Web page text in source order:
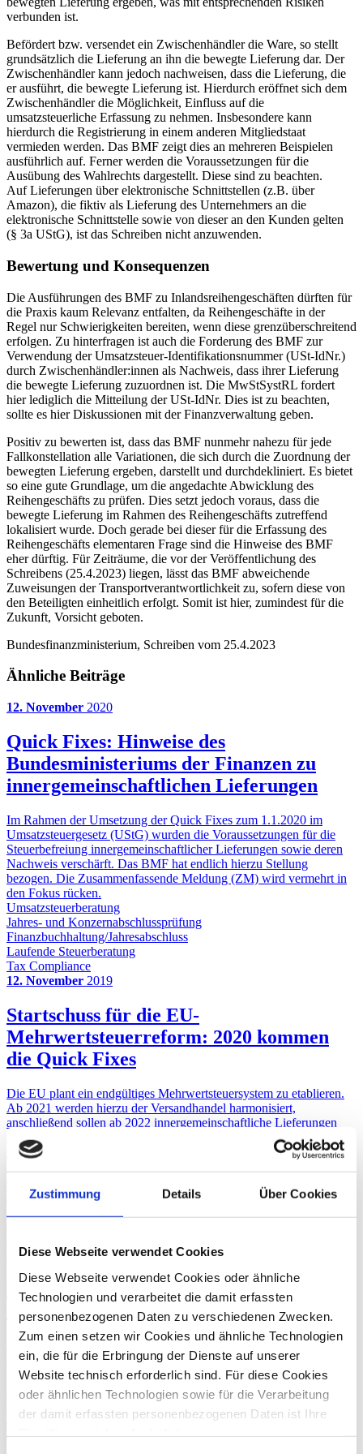
Zustimmung Details Über Cookies
Diese Webseite verwendet Cookies
Diese Webseite verwendet Cookies oder ähnliche
Technologien und verarbeitet die damit erfassten
personenbezogenen Daten zu verschiedenen Zwecken.
Zum einen setzen wir Cookies und ähnliche Technologien
ein, die für die Erbringung der Dienste auf unserer
Website technisch erforderlich sind. Für diese Cookies
oder ähnlichen Technologien sowie für die Verarbeitung
der damit erfassten personenbezogenen Daten ist Ihre
verbunden ist.
Befördert bzw. versendet ein Zwischenhändler die Ware, so stellt
grundsätzlich die Lieferung an ihn die bewegte Lieferung dar. Der
Zwischenhändler kann jedoch nachweisen, dass die Lieferung, die
er ausführt, die bewegte Lieferung ist. Hierdurch eröffnet sich dem
Zwischenhändler die Möglichkeit, Einfluss auf die
umsatzsteuerliche Erfassung zu nehmen. Insbesondere kann
hierdurch die Registrierung in einem anderen Mitgliedstaat
vermieden werden. Das BMF zeigt dies an mehreren Beispielen
ausführlich auf. Ferner werden die Voraussetzungen für die
Ausübung des Wahlrechts dargestellt. Diese sind zu beachten.
Auf Lieferungen über elektronische Schnittstellen (z.B. über
Amazon), die fiktiv als Lieferung des Unternehmers an die
elektronische Schnittstelle sowie von dieser an den Kunden gelten
(§ 3a UStG), ist das Schreiben nicht anzuwenden.
Bewertung und Konsequenzen
Die Ausführungen des BMF zu Inlandsreihengeschäften dürften für
die Praxis kaum Relevanz entfalten, da Reihengeschäfte in der
Regel nur Schwierigkeiten bereiten, wenn diese grenzüberschreitend
erfolgen. Zu hinterfragen ist auch die Forderung des BMF zur
Verwendung der Umsatzsteuer-Identifikationsnummer (USt-IdNr.)
durch Zwischenhändler:innen als Nachweis, dass ihrer Lieferung
die bewegte Lieferung zuzuordnen ist. Die MwStSystRL fordert
hier lediglich die Mitteilung der USt-IdNr. Dies ist zu beachten,
sollte es hier Diskussionen mit der Finanzverwaltung geben.
Positiv zu bewerten ist, dass das BMF nunmehr nahezu für jede
Fallkonstellation alle Variationen, die sich durch die Zuordnung der
bewegten Lieferung ergeben, darstellt und durchdekliniert. Es bietet
so eine gute Grundlage, um die angedachte Abwicklung des
Reihengeschäfts zu prüfen. Dies setzt jedoch voraus, dass die
bewegte Lieferung im Rahmen des Reihengeschäfts zutreffend
lokalisiert wurde. Doch gerade bei dieser für die Erfassung des
Reihengeschäfts elementaren Frage sind die Hinweise des BMF
eher dürftig. Für Zeiträume, die vor der Veröffentlichung des
Schreibens (25.4.2023) liegen, lässt das BMF abweichende
Zuweisungen der Transportverantwortlichkeit zu, sofern diese von
den Beteiligten einheitlich erfolgt. Somit ist hier, zumindest für die
Zukunft, Vorsicht geboten.
Bundesfinanzministerium, Schreiben vom 25.4.2023
Ähnliche Beiträge
12. November 2020
Quick Fixes: Hinweise des
Bundesministeriums der Finanzen zu
innergemeinschaftlichen Lieferungen
Im Rahmen der Umsetzung der Quick Fixes zum 1.1.2020 im
Umsatzsteuergesetz (UStG) wurden die Voraussetzungen für die
Steuerbefreiung innergemeinschaftlicher Lieferungen sowie deren
Nachweis verschärft. Das BMF hat endlich hierzu Stellung
bezogen. Die Zusammenfassende Meldung (ZM) wird vermehrt in
den Fokus rücken.
Umsatzsteuerberatung
Jahres- und Konzernabschlussprüfung
Finanzbuchhaltung/Jahresabschluss
Laufende Steuerberatung
Tax Compliance
12. November 2019
Startschuss für die EU-
Mehrwertsteuerreform: 2020 kommen
die Quick Fixes
Die EU plant ein endgültiges Mehrwertsteuersystem zu etablieren.
Ab 2021 werden hierzu der Versandhandel harmonisiert,
anschließend sollen ab 2022 innergemeinschaftliche Lieferungen
und später auch Dienstleistungen im Bestimmungsland besteuert
werden. Einige „Sofortmaßnahmen“ werden aber bereits zum
Unternehmer besteht, erklärt unser Experte im Interview.
10. Juli2019
Die Quick Fixes kommen – Umsetzung im
Jahressteuergesetz 2019
Die Europäische Union (EU) hat ein umfangreiches
Maßnahmenpaket auf den Weg gebracht, um die Umsatzsteuer
grundlegend zu reformieren. Die ersten Änderungen traten 2019 in
Kraft und betrafen elektronische Dienstleistungen und Online-
Portale. Ab 2020 geht es weiter mit den Quick Fixes.
Finanzbuchhaltung/Jahresabschluss